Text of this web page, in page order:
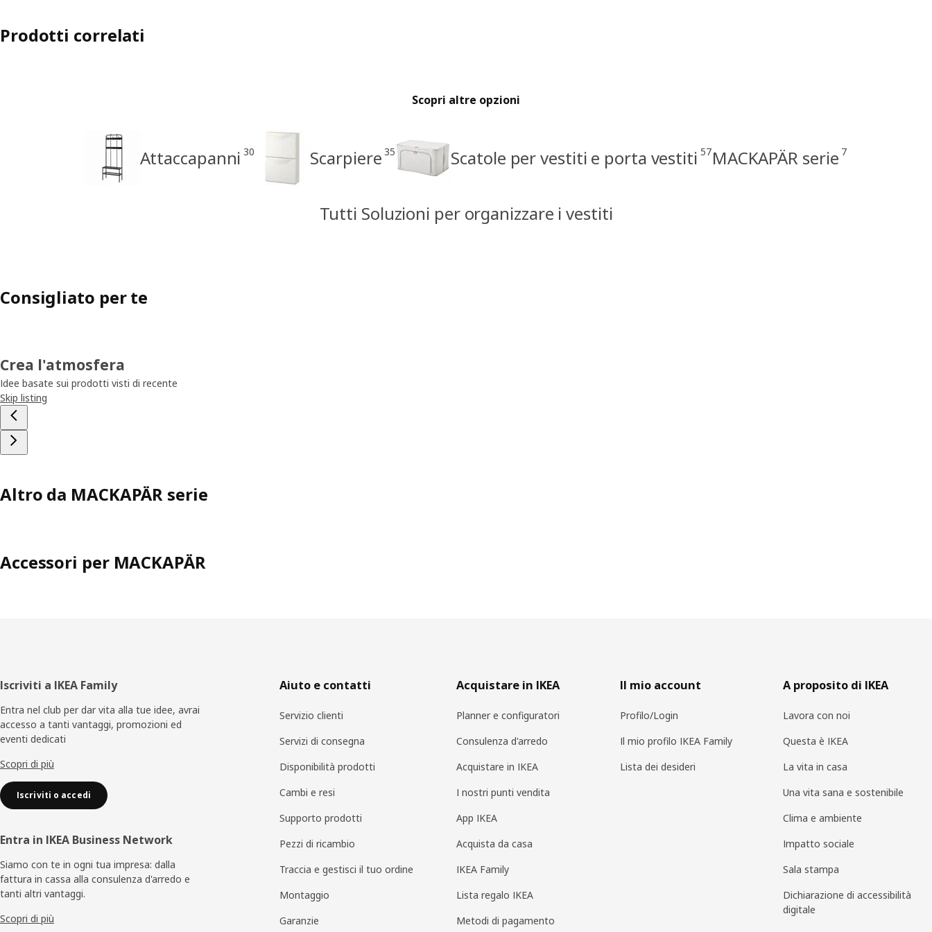
Prodotti correlati
Scopri altre opzioni
Attaccapanni 30 Scarpiere 35 Scatole per vestiti e porta vestiti 57MACKAPÄR serie 7
Tutti Soluzioni per organizzare i vestiti
Consigliato per te
Crea l'atmosfera
Idee basate sui prodotti visti di recente
Skip listing
Altro da MACKAPÄR serie
Accessori per MACKAPÄR
Piè
di
pagina
Iscriviti a IKEA Family
Entra nel club per dar vita alla tue idee, avrai
accesso a tanti vantaggi, promozioni ed
eventi dedicati
Scopri di più
Iscriviti o accedi
Entra in IKEA Business Network
Siamo con te in ogni tua impresa: dalla
fattura in cassa alla consulenza d'arredo e
tanti altri vantaggi.
Scopri di più
Aiuto e contatti
Servizio clienti
Servizi di consegna
Disponibilità prodotti
Cambi e resi
Supporto prodotti
Pezzi di ricambio
Traccia e gestisci il tuo ordine
Montaggio
Garanzie
Acquistare in IKEA
Planner e configuratori
Consulenza d'arredo
Acquistare in IKEA
I nostri punti vendita
App IKEA
Acquista da casa
IKEA Family
Lista regalo IKEA
Metodi di pagamento
Il mio account
Profilo/Login
Il mio profilo IKEA Family
Lista dei desideri
A proposito di IKEA
Lavora con noi
Questa è IKEA
La vita in casa
Una vita sana e sostenibile
Clima e ambiente
Impatto sociale
Sala stampa
Dichiarazione di accessibilità
digitale